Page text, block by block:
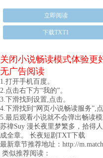
立即阅读
下载TXT1
关闭小说畅读模式体验更
无广告阅读
1.打开手机百度。
2.点击右下方“我的”。
3.下滑找到设置,点击。
4.下滑找到“网页小说畅读服务”,点
5.最后观看小说就不会弹出畅读模
苏禕Suy 漫长夜里梦繁多，拾得
成全章。 长夜短剧TXT下载
最新章节推荐地址：http://
类似推荐阅读：